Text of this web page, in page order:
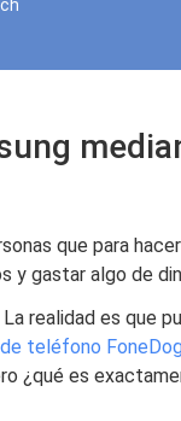
que para
y gastar algo de
realidad es que
teléfono
¿qué es